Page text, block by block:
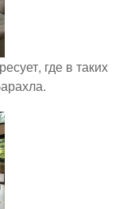
где в таких